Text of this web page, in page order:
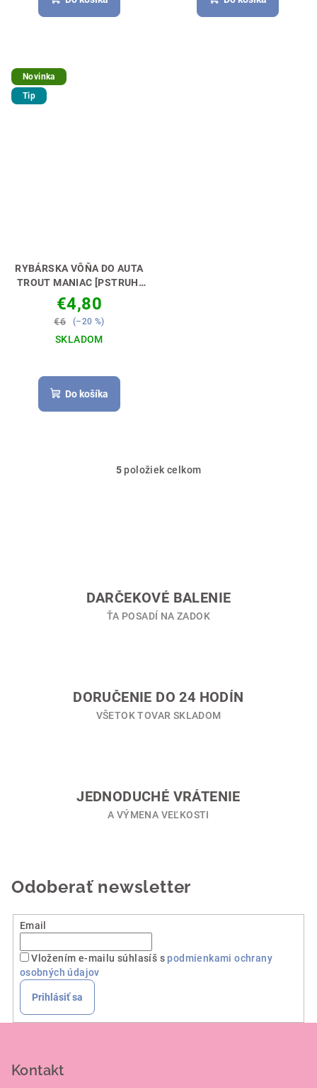
Novinka
Tip
RYBÁRSKA VÔŇA DO AUTA
TROUT MANIAC [PSTRUH]
NECH TI VONIA KÁRA🚗🎣
€4,80
€6 (–20 %)
SKLADOM
Do košíka
O
i
e
p
y
v
ý
u
5položiek celkom
DARČEKOVÉ BALENIE
ŤA POSADÍ NA ZADOK
DORUČENIE DO 24 HODÍN
VŠETOK TOVAR SKLADOM
JEDNODUCHÉ VRÁTENIE
A VÝMENA VEĽKOSTI
Odoberať newsletter
Email
Vložením e-mailu súhlasíš spodmienkami ochrany
osobných údajov
Prihlásiť sa
Kontakt